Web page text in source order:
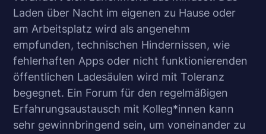
Laden über Nacht im eigenen zu Hause oder
am Arbeitsplatz wird als angenehm
empfunden, technischen Hindernissen, wie
fehlerhaften Apps oder nicht funktionierenden
öffentlichen Ladesäulen wird mit Toleranz
begegnet. Ein Forum für den regelmäßigen
Erfahrungsaustausch mit Kolleg*innen kann
sehr gewinnbringend sein, um voneinander zu